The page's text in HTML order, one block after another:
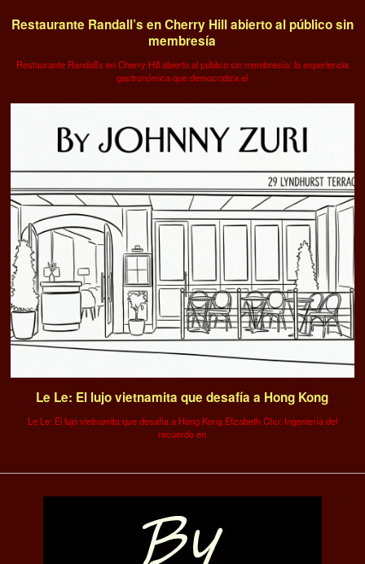
Restaurante Randall’s en Cherry Hill abierto al público sin
membresía
Restaurante Randall’s en Cherry Hill abierto al público sin membresía: la experiencia
gastronómica que democratiza el
Le Le: El lujo vietnamita que desafía a Hong Kong
Le Le: El lujo vietnamita que desafía a Hong Kong Elizabeth Chu: Ingeniería del
recuerdo en